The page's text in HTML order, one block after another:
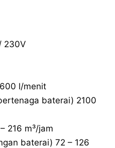
230V
l/menit
baterai) 2100
216 m³/jam
baterai) 72 – 126